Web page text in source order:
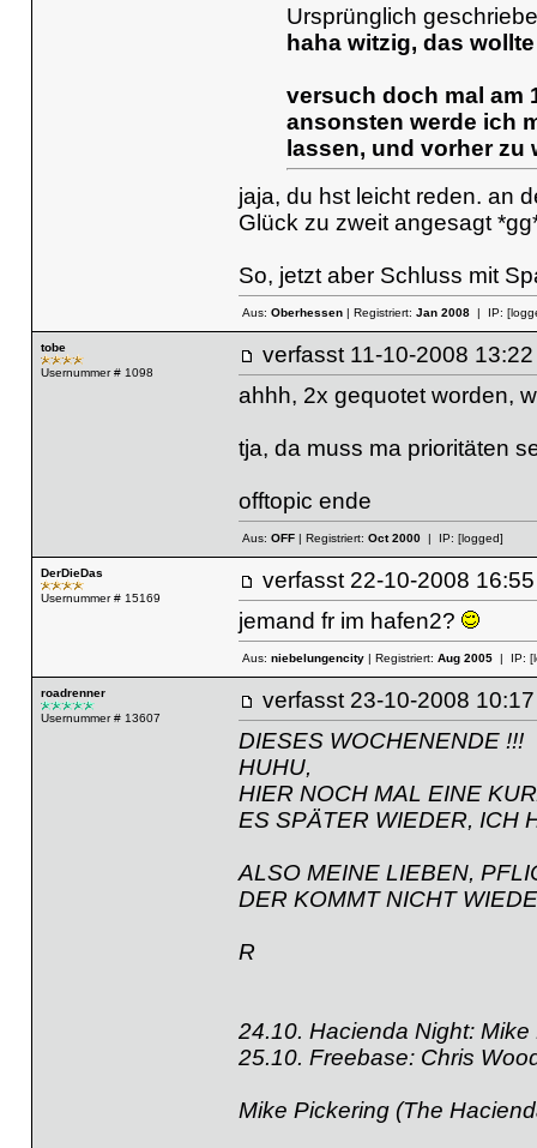
Ursprünglich
haha witzig, das
versuch doch mal am
ansonsten werde ich
lassen, und vorher zu
jaja, du hst leicht reden. an
Glück zu zweit angesagt
So, jetzt aber Schluss mit
Aus: Oberhessen| Registriert: Jan 2008| IP:
tobe
Usernummer # 1098
verfasst 11-10-2008
ahhh, 2x gequotet worden,
tja, da muss ma prioritäten
offtopic ende
Aus: OFF| Registriert: Oct 2000| IP: [logged]
DerDieDas
Usernummer # 15169
verfasst 22-10-2008
jemand fr im hafen2?
Aus: niebelungencity| Registriert: Aug 2005| IP:
roadrenner
Usernummer # 13607
verfasst 23-10-2008
DIESES WOCHENENDE !!!
HUHU,
HIER NOCH MAL EINE
ES SPÄTER WIEDER, ICH
ALSO MEINE LIEBEN,
DER KOMMT NICHT
R
24.10. Hacienda Night: Mike
25.10. Freebase: Chris
Mike Pickering (The